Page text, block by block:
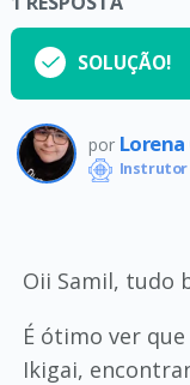
SOLUÇÃO!
por Lorena
Instrutor
Oii Samil, tudo
É ótimo ver
Ikigai,